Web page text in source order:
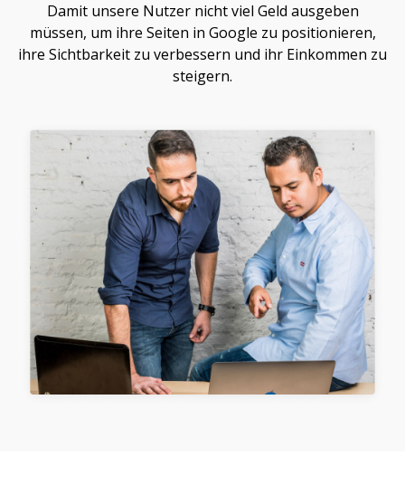
Damit unsere Nutzer nicht viel Geld ausgeben
müssen, um ihre Seiten in Google zu positionieren,
ihre Sichtbarkeit zu verbessern und ihr Einkommen zu
steigern.